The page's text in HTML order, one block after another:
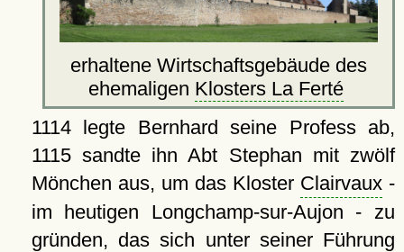
erhaltene Wirtschaftsgebäude des
ehemaligen Klosters La Ferté
1114 legte Bernhard seine Profess ab,
1115 sandte ihn Abt Stephan mit zwölf
Mönchen aus, um das Kloster Clairvaux-
im heutigen Longchamp-sur-Aujon - zu
gründen, das sich unter seiner Führung